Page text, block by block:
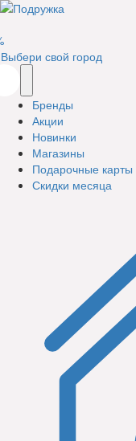
Выбери свой город
Бренды
Акции
Новинки
Магазины
Подарочные карты
Скидки месяца